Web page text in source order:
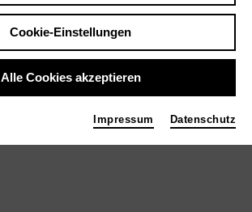
Cookie-Einstellungen
Alle Cookies akzeptieren
Impressum Datenschutz